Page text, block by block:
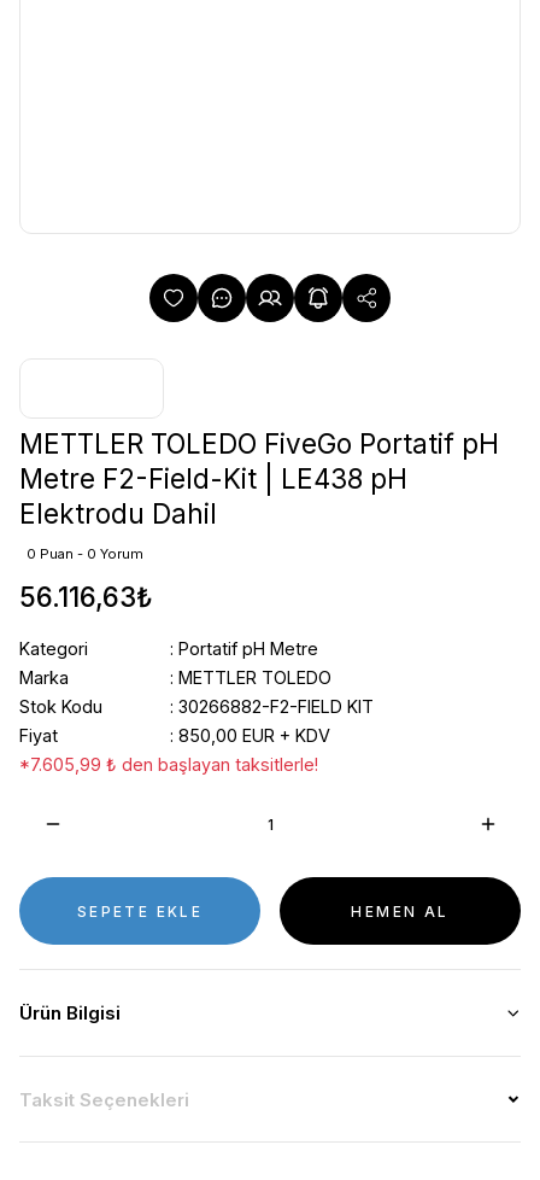
METTLER TOLEDO FiveGo Portatif pH
Metre F2-Field-Kit | LE438 pH
Elektrodu Dahil
0 Puan - 0 Yorum
56.116,63₺
Kategori
Portatif pH Metre
Marka
METTLER TOLEDO
Stok Kodu
30266882-F2-FIELD KIT
Fiyat
850,00 EUR + KDV
*7.605,99 ₺ den başlayan taksitlerle!
SEPETE EKLE HEMEN AL
Ürün Bilgisi
Taksit Seçenekleri